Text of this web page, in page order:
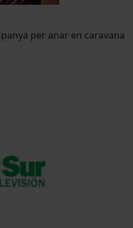
per anar en caravana